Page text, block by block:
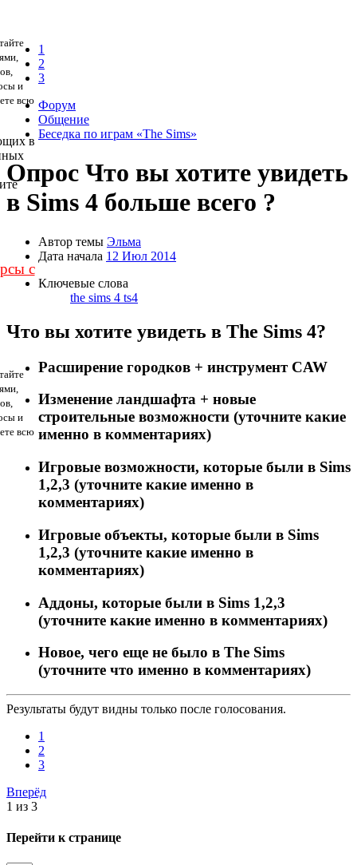
и
всю
в
с
и
всю
1
2
3
Форум
Общение
Беседка по играм «The Sims»
Опрос Что вы хотите увидеть
в Sims 4 больше всего ?
Автор темы Эльма
Дата начала 12 Июл 2014
Ключевые слова
the sims 4 ts4
Что вы хотите увидеть в The Sims 4?
Расширение городков + инструмент CAW
Изменение ландшафта + новые
строительные возможности (уточните какие
именно в комментариях)
Игровые возможности, которые были в Sims
1,2,3 (уточните какие именно в
комментариях)
Игровые объекты, которые были в Sims
1,2,3 (уточните какие именно в
комментариях)
Аддоны, которые были в Sims 1,2,3
(уточните какие именно в комментариях)
Новое, чего еще не было в The Sims
(уточните что именно в комментариях)
Результаты будут видны только после голосования.
1
2
3
Вперёд
1 из 3
Перейти к странице